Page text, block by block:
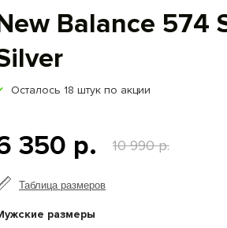
Balance 574
Осталось 18 штук по акции
350 р. 10 990 р.
Таблица размеров
размеры